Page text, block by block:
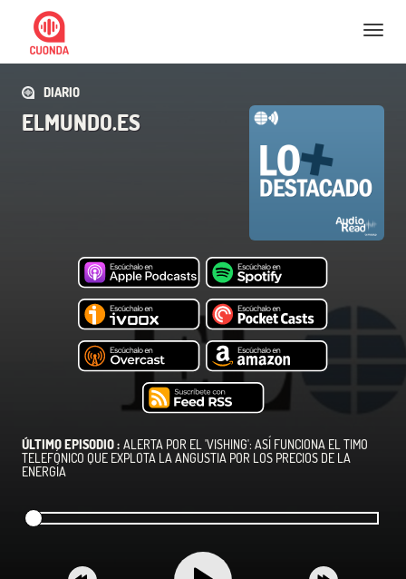
Nav
DIARIO
ELMUNDO.ES
ÚLTIMO EPISODIO : ALERTA POR EL 'VISHING': ASÍ FUNCIONA EL TIMO
TELEFÓNICO QUE EXPLOTA LA ANGUSTIA POR LOS PRECIOS DE LA
ENERGÍA